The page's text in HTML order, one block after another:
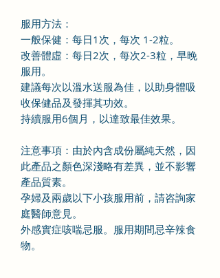
服用方法：
一般保健：每日1次，每次 1-2粒。
改善體虛：每日2次，每次2-3粒，早晚
服用。
建議每次以溫水送服為佳，以助身體吸
收保健品及發揮其功效。
持續服用6個月，以達致最佳效果。
注意事項：由於內含成份屬純天然，因
此產品之顏色深淺略有差異，並不影響
產品質素。
孕婦及兩歲以下小孩服用前，請咨詢家
庭醫師意見。
外感實症咳喘忌服。服用期間忌辛辣食
物。